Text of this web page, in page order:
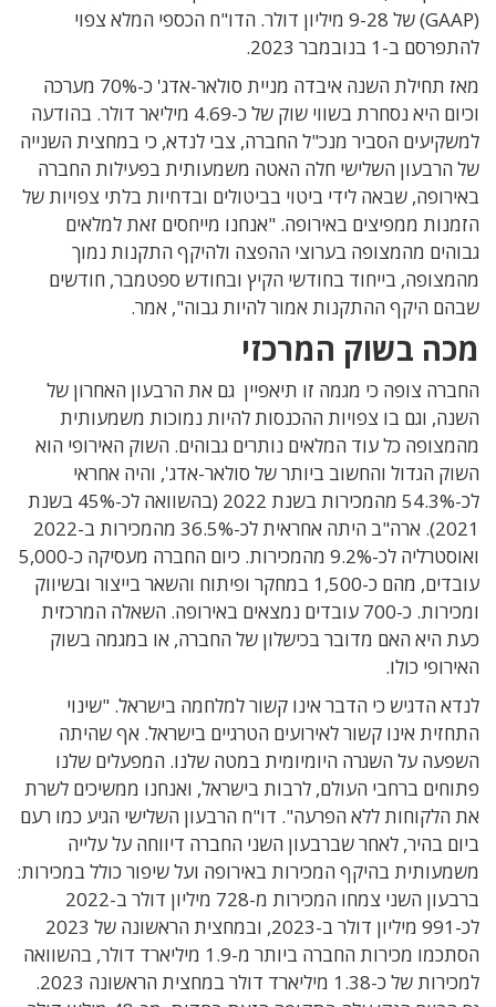
(GAAP) של 9-28 מיליון דולר. הדו"ח הכספי המלא צפוי
להתפרסם ב-1 בנובמבר 2023.
מאז תחילת השנה איבדה מניית סולאר-אדג' כ-70% מערכה
וכיום היא נסחרת בשווי שוק של כ-4.69 מיליאר דולר. בהודעה
למשקיעים הסביר מנכ"ל החברה, צבי לנדא, כי במחצית השנייה
של הרבעון השלישי חלה האטה משמעותית בפעילות החברה
באירופה, שבאה לידי ביטוי בביטולים ובדחיות בלתי צפויות של
הזמנות ממפיצים באירופה. "אנחנו מייחסים זאת למלאים
גבוהים מהמצופה בערוצי ההפצה ולהיקף התקנות נמוך
מהמצופה, בייחוד בחודשי הקיץ ובחודש ספטמבר, חודשים
שבהם היקף ההתקנות אמור להיות גבוה", אמר.
מכה בשוק המרכזי
החברה צופה כי מגמה זו תיאפיין גם את הרבעון האחרון של
השנה, וגם בו צפויות ההכנסות להיות נמוכות משמעותית
מהמצופה כל עוד המלאים נותרים גבוהים. השוק האירופי הוא
השוק הגדול והחשוב ביותר של סולאר-אדג', והיה אחראי
לכ-54.3% מהמכירות בשנת 2022 (בהשוואה לכ-45% בשנת
2021). ארה"ב היתה אחראית לכ-36.5% מהמכירות ב-2022
ואוסטרליה לכ-9.2% מהמכירות. כיום החברה מעסיקה כ-5,000
עובדים, מהם כ-1,500 במחקר ופיתוח והשאר בייצור ובשיווק
ומכירות. כ-700 עובדים נמצאים באירופה. השאלה המרכזית
כעת היא האם מדובר בכישלון של החברה, או במגמה בשוק
האירופי כולו.
לנדא הדגיש כי הדבר אינו קשור למלחמה בישראל. "שינוי
התחזית אינו קשור לאירועים הטרגיים בישראל. אף שהיתה
השפעה על השגרה היומיומית במטה שלנו. המפעלים שלנו
פתוחים ברחבי העולם, לרבות בישראל, ואנחנו ממשיכים לשרת
את הלקוחות ללא הפרעה". דו"ח הרבעון השלישי הגיע כמו רעם
ביום בהיר, לאחר שברבעון השני החברה דיווחה על עלייה
משמעותית בהיקף המכירות באירופה ועל שיפור כולל במכירות:
ברבעון השני צמחו המכירות מ-728 מיליון דולר ב-2022
לכ-991 מיליון דולר ב-2023, ובמחצית הראשונה של 2023
הסתכמו מכירות החברה ביותר מ-1.9 מיליארד דולר, בהשוואה
למכירות של כ-1.38 מיליארד דולר במחצית הראשונה 2023.